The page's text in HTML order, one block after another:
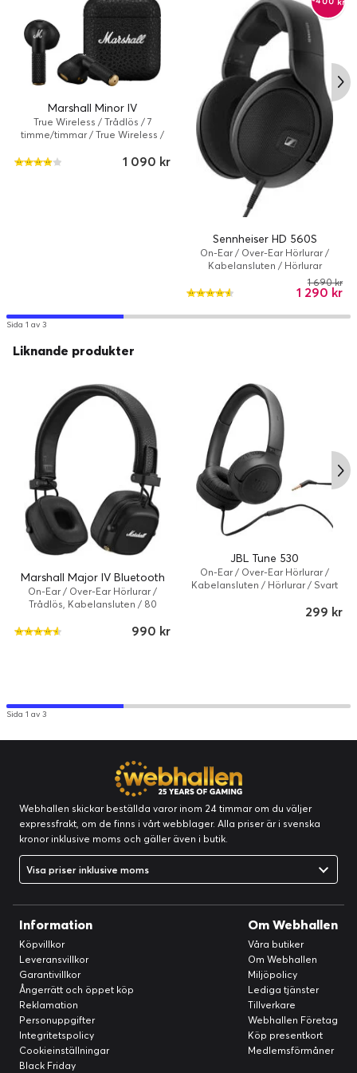
TRÅDLÖS LADDNING
Vi gillar inte heller sladdar, de är bara i vägen. Tack vare
trådlös laddning kan du ge Major V mer kraft när den
behöver det.
FÖRBEREDD FÖR BLUETOOTH LE AUDIO
Låt ingenting komma mellan dig och din musik med Major V
– de är förberedda för en framtid med Bluetooth LE Audio.
FÖRPACKNINGENS INNEHÅLL
Major V-hörlurar
3,5 mm:s ljudkabel
Snabbstartsguide
Juridisk information och säkerhetsinformation
Marshall Minor IV
True Wireless / Trådlös / 7
timme/timmar / True Wireless /
1 090 kr
Sennheiser HD 560S
On-Ear / Over-Ear Hörlurar /
Kabelansluten / Hörlurar
1 290 kr
1 690 kr
Sida 1 av 3
Liknande produkter
Marshall Major IV Bluetooth
On-Ear / Over-Ear Hörlurar /
Trådlös, Kabelansluten / 80
990 kr
JBL Tune 530
On-Ear / Over-Ear Hörlurar /
Kabelansluten / Hörlurar / Svart
299 kr
Sida 1 av 3
Webhallen skickar beställda varor inom 24 timmar om du väljer
expressfrakt, om de finns i vårt webblager. Alla priser är i svenska
kronor inklusive moms och gäller även i butik.
Visa priser inklusive moms
Information
Köpvillkor
Leveransvillkor
Garantivillkor
Ångerrätt och öppet köp
Reklamation
Personuppgifter
Integritetspolicy
Cookieinställningar
Black Friday
Om Webhallen
Våra butiker
Om Webhallen
Miljöpolicy
Lediga tjänster
Tillverkare
Webhallen Företag
Köp presentkort
Medlemsförmåner